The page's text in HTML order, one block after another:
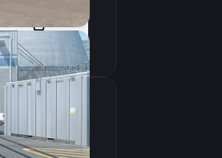
1024×768